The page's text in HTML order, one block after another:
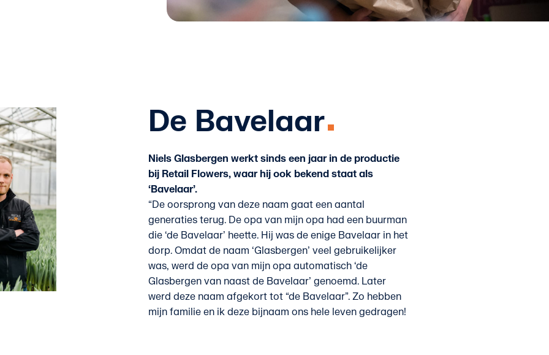
De Bavelaar
Niels Glasbergen werkt sinds een jaar in de productie
bij Retail Flowers, waar hij ook bekend staat als
‘Bavelaar’.
“De oorsprong van deze naam gaat een aantal
generaties terug. De opa van mijn opa had een buurman
die ‘de Bavelaar’ heette. Hij was de enige Bavelaar in het
dorp. Omdat de naam ‘Glasbergen’ veel gebruikelijker
was, werd de opa van mijn opa automatisch ‘de
Glasbergen van naast de Bavelaar’ genoemd. Later
werd deze naam afgekort tot “de Bavelaar”. Zo hebben
mijn familie en ik deze bijnaam ons hele leven gedragen!